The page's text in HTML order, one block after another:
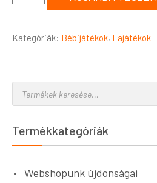
Kategóriák: Bébijátékok, Fajátékok
Termékkategóriák
Webshopunk újdonságai